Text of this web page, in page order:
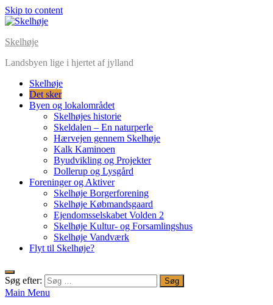
Skip to content
Skelhøje
Landsbyen lige i hjertet af jylland
Skelhøje
Det sker
Byen og lokalområdet
Skelhøjes historie
Skeldalen – En naturperle
Hærvejen gennem Skelhøje
Kalk Kaminoen
Byudvikling og Projekter
Dollerup og Lysgård
Foreninger og Aktiver
Skelhøje Borgerforening
Skelhøje Købmandsgaard
Ejendomsselskabet Volden 2
Skelhøje Kultur- og Forsamlingshus
Skelhøje Vandværk
Flyt til Skelhøje?
Søg efter:
Main Menu